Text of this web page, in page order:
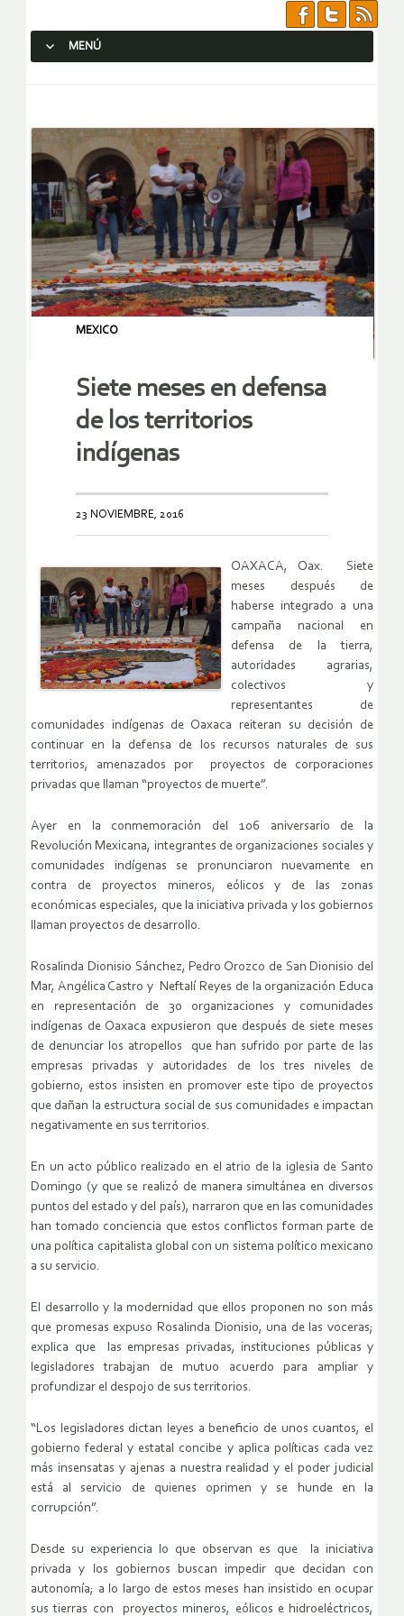
MENÚ
MEXICO
Siete meses en defensa
de los territorios
indígenas
23 NOVIEMBRE, 2016
OAXACA, Oax. Siete
meses después de
haberse integrado a una
campaña nacional en
defensa de la tierra,
autoridades agrarias,
colectivos y
representantes de
comunidades indígenas de Oaxaca reiteran su decisión de
continuar en la defensa de los recursos naturales de sus
territorios, amenazados por proyectos de corporaciones
privadas que llaman “proyectos de muerte”.
Ayer en la conmemoración del 106 aniversario de la
Revolución Mexicana, integrantes de organizaciones sociales y
comunidades indígenas se pronunciaron nuevamente en
contra de proyectos mineros, eólicos y de las zonas
económicas especiales, que la iniciativa privada y los gobiernos
llaman proyectos de desarrollo.
Rosalinda Dionisio Sánchez, Pedro Orozco de San Dionisio del
Mar, Angélica Castro y Neftalí Reyes de la organización Educa
en representación de 3o organizaciones y comunidades
indígenas de Oaxaca expusieron que después de siete meses
de denunciar los atropellos que han sufrido por parte de las
empresas privadas y autoridades de los tres niveles de
gobierno, estos insisten en promover este tipo de proyectos
que dañan la estructura social de sus comunidades e impactan
negativamente en sus territorios.
En un acto público realizado en el atrio de la iglesia de Santo
Domingo (y que se realizó de manera simultánea en diversos
puntos del estado y del país), narraron que en las comunidades
han tomado conciencia que estos conflictos forman parte de
una política capitalista global con un sistema político mexicano
a su servicio.
El desarrollo y la modernidad que ellos proponen no son más
que promesas expuso Rosalinda Dionisio, una de las voceras;
explica que las empresas privadas, instituciones públicas y
legisladores trabajan de mutuo acuerdo para ampliar y
profundizar el despojo de sus territorios.
“Los legisladores dictan leyes a beneficio de unos cuantos, el
gobierno federal y estatal concibe y aplica políticas cada vez
más insensatas y ajenas a nuestra realidad y el poder judicial
está al servicio de quienes oprimen y se hunde en la
corrupción”.
Desde su experiencia lo que observan es que la iniciativa
privada y los gobiernos buscan impedir que decidan con
autonomía; a lo largo de estos meses han insistido en ocupar
sus tierras con proyectos mineros, eólicos e hidroeléctricos,